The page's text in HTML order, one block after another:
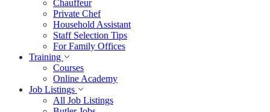
Chauffeur
Private Chef
Household Assistant
Staff Selection Tips
For Family Offices
Training
Courses
Online Academy
Job Listings
All Job Listings